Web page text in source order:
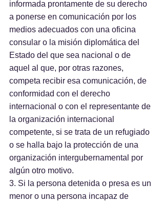
informada prontamente de su derecho
a ponerse en comunicación por los
medios adecuados con una oficina
consular o la misión diplomática del
Estado del que sea nacional o de
aquel al que, por otras razones,
competa recibir esa comunicación, de
conformidad con el derecho
internacional o con el representante de
la organización internacional
competente, si se trata de un refugiado
o se halla bajo la protección de una
organización intergubernamental por
algún otro motivo.
3. Si la persona detenida o presa es un
menor o una persona incapaz de